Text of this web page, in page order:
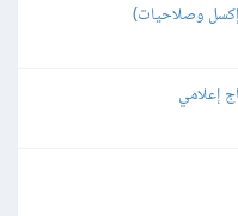
وصلاحيات)
إعلامي